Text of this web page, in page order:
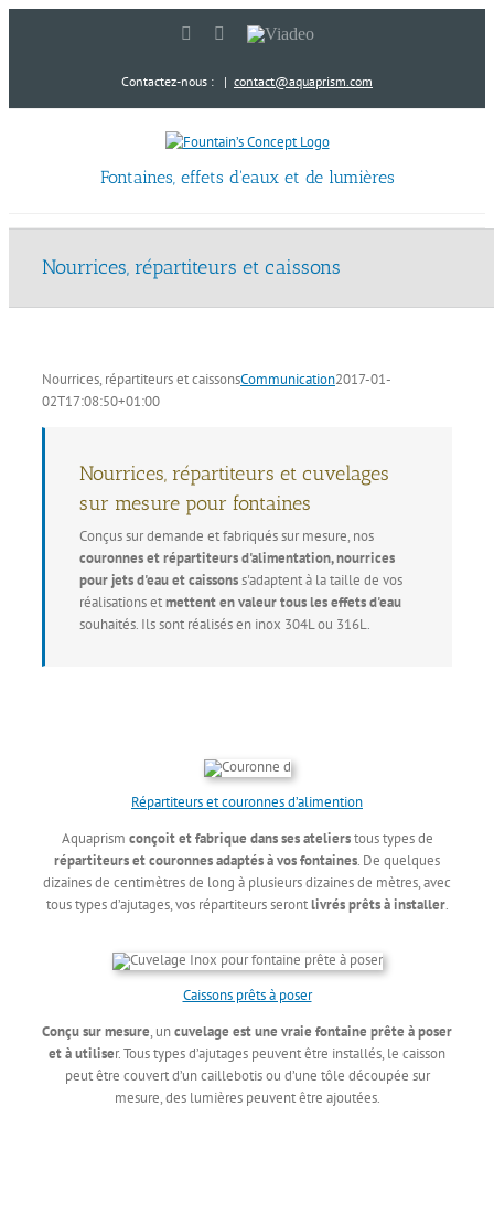
LinkedInYouTube
Viadeo
Contactez-nous : | contact@aquaprism.com
Fontaines, effets d'eaux et de lumières
Nourrices, répartiteurs et caissons
Nourrices, répartiteurs et caissonsCommunication2017-01-
02T17:08:50+01:00
Nourrices, répartiteurs et cuvelages
sur mesure pour fontaines
Conçus sur demande et fabriqués sur mesure, nos
couronnes et répartiteurs d'alimentation, nourrices
pour jets d'eau et caissonss'adaptent à la taille de vos
réalisations etmettent en valeur tous les effets d'eau
souhaités. Ils sont réalisés en inox 304L ou 316L.
Répartiteurs et couronnes d’alimention
Aquaprism conçoit et fabrique dans ses atelierstous types de
répartiteurs et couronnes adaptés à vos fontaines. De quelques
dizaines de centimètres de long à plusieurs dizaines de mètres, avec
tous types d’ajutages, vos répartiteurs serontlivrés prêts à installer.
Caissons prêts à poser
Conçu sur mesure, uncuvelage est une vraie fontaine prête à poser
et à utiliser. Tous types d’ajutages peuvent être installés, le caisson
peut être couvert d’un caillebotis ou d’une tôle découpée sur
mesure, des lumières peuvent être ajoutées.